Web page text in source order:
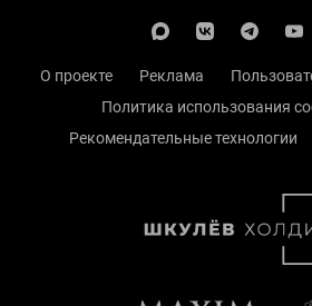
О проекте Реклама
Политика использования
Рекомендательные технологии